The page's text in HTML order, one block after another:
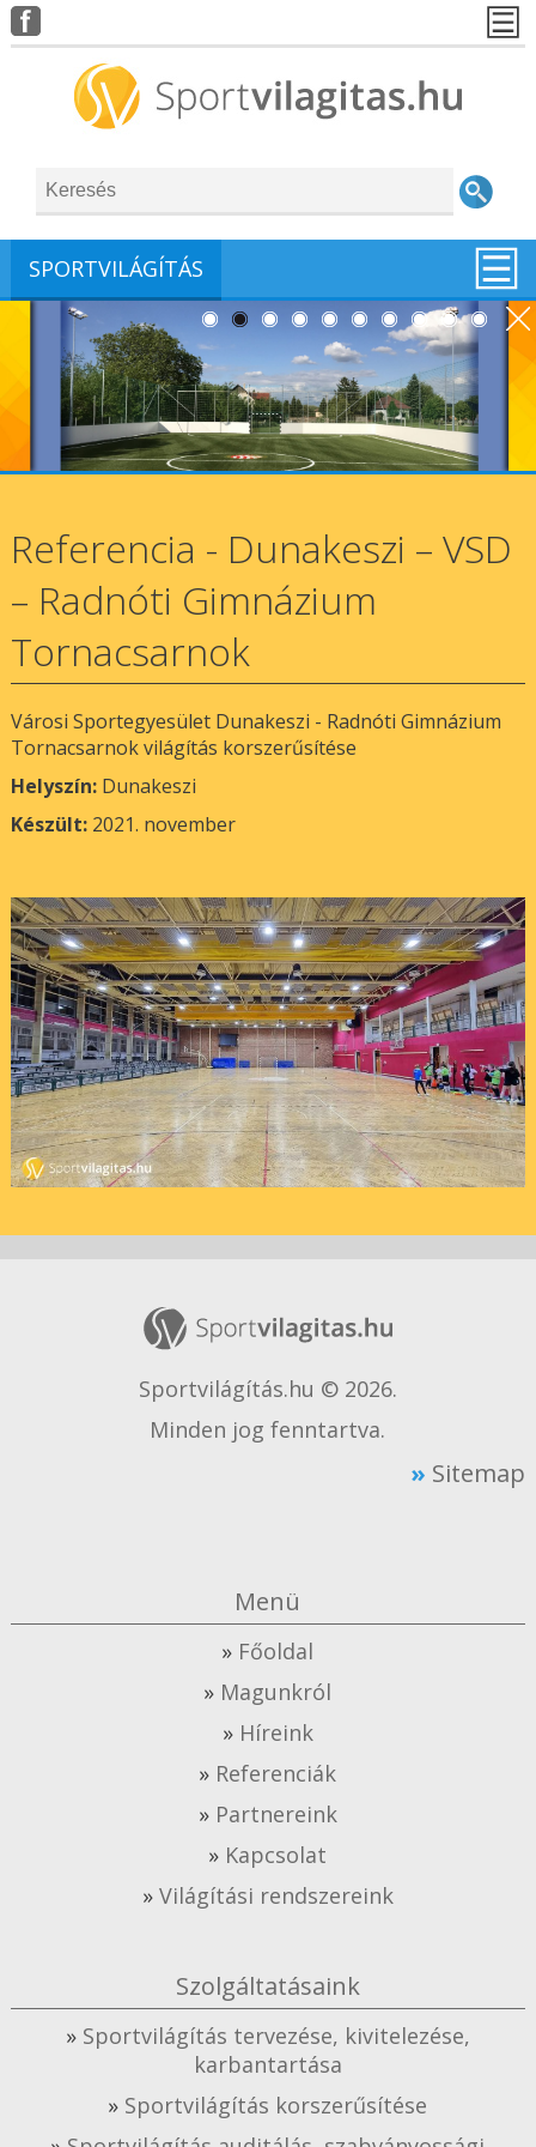
SPORTVILÁGÍTÁS
Referencia - Dunakeszi – VSD
– Radnóti Gimnázium
Tornacsarnok
Városi Sportegyesület Dunakeszi - Radnóti Gimnázium
Tornacsarnok világítás korszerűsítése
Helyszín: Dunakeszi
Készült: 2021. november
Sportvilágítás.hu © 2026.
Minden jog fenntartva.
Sitemap
Menü
Főoldal
Magunkról
Híreink
Referenciák
Partnereink
Kapcsolat
Világítási rendszereink
Szolgáltatásaink
Sportvilágítás tervezése, kivitelezése,
karbantartása
Sportvilágítás korszerűsítése